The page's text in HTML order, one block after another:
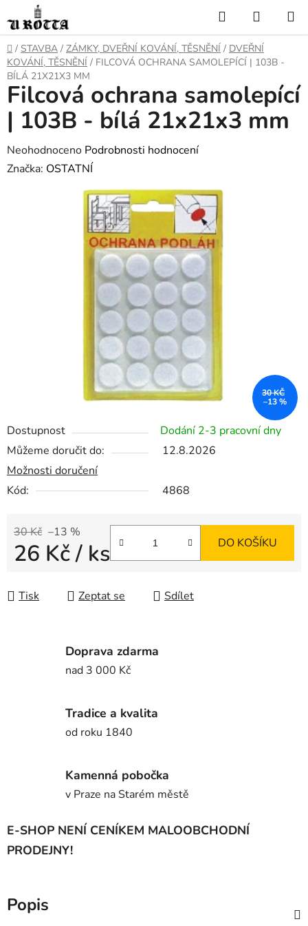
na
obsah
Hledat
KOŠÍK
DOMŮ
/ STAVBA / ZÁMKY, DVEŘNÍ KOVÁNÍ, TĚSNĚNÍ / DVEŘNÍ
KOVÁNÍ, TĚSNĚNÍ / FILCOVÁ OCHRANA SAMOLEPÍCÍ | 103B -
BÍLÁ 21X21X3 MM
Dostupnost
Dodání 2-3 pracovní dny
Můžeme doručit do:
12.8.2026
Možnosti doručení
Kód:
4868
30 Kč –13 %
26 Kč/ ks DO KOŠÍKU
Tisk Zeptat se Sdílet
Filcová ochrana samolepící
| 103B - bílá 21x21x3 mm
Průměrné
hodnocení
Neohodnoceno Podrobnosti hodnocení
Značka: OSTATNÍ
30 KČ
–13 %
Doprava zdarma
nad 3 000 Kč
Tradice a kvalita
od roku 1840
Kamenná pobočka
v Praze na Starém městě
E-SHOP NENÍ CENÍKEM MALOOBCHODNÍ
PRODEJNY!
Popis